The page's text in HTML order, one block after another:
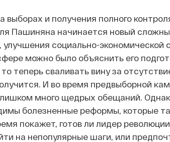
и получения полного
Пашиняна начинается новый
социально-экономической
можно было объяснить его
то теперь сваливать вину за
И во время предвыборной
много щедрых обещаний.
болезненные реформы, которые
покажет, готов ли лидер
на непопулярные шаги, или